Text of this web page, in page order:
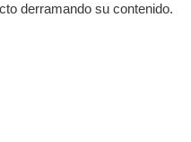
derramando su contenido.